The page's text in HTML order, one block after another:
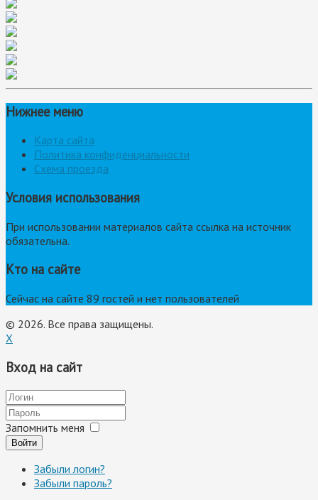
Нижнее меню
Карта сайта
Политика конфиденциальности
Схема проезда
Условия использования
При использовании материалов сайта ссылка на источник
обязательна.
Кто на сайте
Сейчас на сайте 89 гостей и нет пользователей
© 2026. Все права защищены.
X
Вход на сайт
Запомнить меня
Войти
Забыли логин?
Забыли пароль?